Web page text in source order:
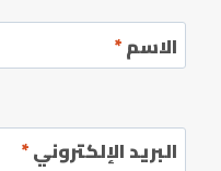
الاسم*
البريد الإلكتروني*